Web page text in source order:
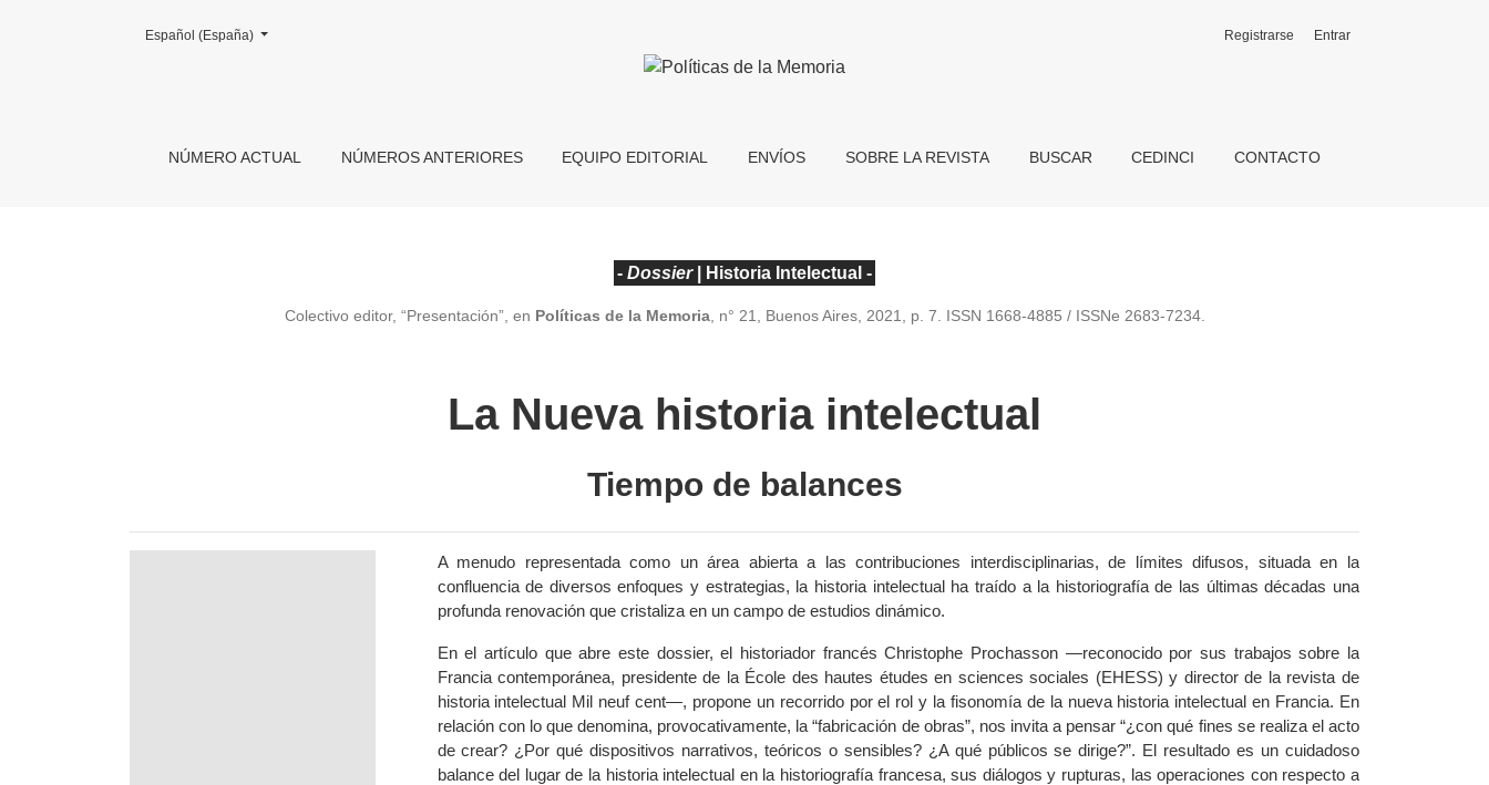
NÚMERO ACTUAL NÚMEROS ANTERIORES EQUIPO EDITORIAL ENVÍOS SOBRE LA REVISTA BUSCAR CEDINCI CONTACTO
Registrarse Entrar
Cambiar el idioma. El actual es:
Español (España)
- Dossier| Historia Intelectual -
Colectivo editor, “Presentación”, en Políticas de la Memoria, n° 21, Buenos Aires, 2021, p. 7. ISSN 1668-4885 / ISSNe 2683-7234.
La Nueva historia intelectual
Tiempo de balances
A menudo representada como un área abierta a las contribuciones interdisciplinarias, de límites difusos, situada en la
confluencia de diversos enfoques y estrategias, la historia intelectual ha traído a la historiografía de las últimas décadas una
profunda renovación que cristaliza en un campo de estudios dinámico.
En el artículo que abre este dossier, el historiador francés Christophe Prochasson —reconocido por sus trabajos sobre la
Francia contemporánea, presidente de la École des hautes études en sciences sociales (EHESS) y director de la revista de
historia intelectual Mil neuf cent—, propone un recorrido por el rol y la fisonomía de la nueva historia intelectual en Francia. En
relación con lo que denomina, provocativamente, la “fabricación de obras”, nos invita a pensar “¿con qué fines se realiza el acto
de crear? ¿Por qué dispositivos narrativos, teóricos o sensibles? ¿A qué públicos se dirige?”. El resultado es un cuidadoso
balance del lugar de la historia intelectual en la historiografía francesa, sus diálogos y rupturas, las operaciones con respecto a